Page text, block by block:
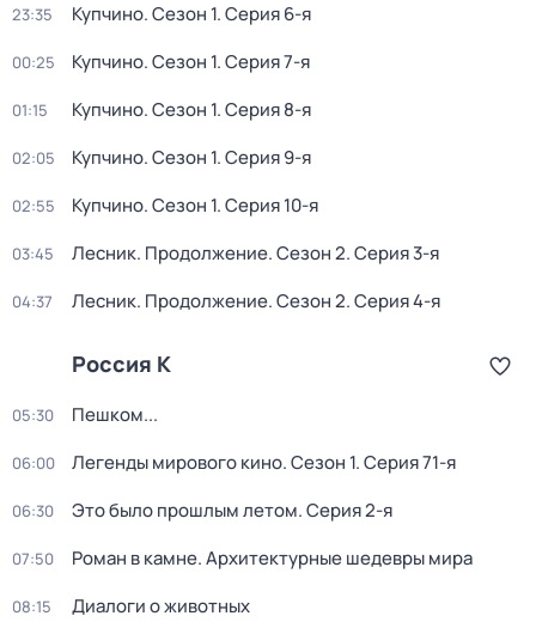
23:35 Купчино. Сезон 1. Серия 6-я
00:25 Купчино. Сезон 1. Серия 7-я
01:15 Купчино. Сезон 1. Серия 8-я
02:05 Купчино. Сезон 1. Серия 9-я
02:55 Купчино. Сезон 1. Серия 10-я
03:45 Лесник. Продолжение. Сезон 2. Серия 3-я
04:37 Лесник. Продолжение. Сезон 2. Серия 4-я
Россия К
05:30 Пешком...
06:00 Легенды мирового кино. Сезон 1. Серия 71-я
06:30 Это было прошлым летом. Серия 2-я
07:50 Роман в камне. Архитектурные шедевры мира
08:15 Диалоги о животных